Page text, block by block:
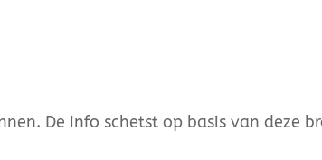
De info schetst op basis van deze